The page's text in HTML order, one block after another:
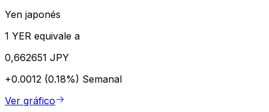
Yen japonés
1 YER equivale a
0,662651 JPY
+0.0012 (0.18%) Semanal
Ver gráfico